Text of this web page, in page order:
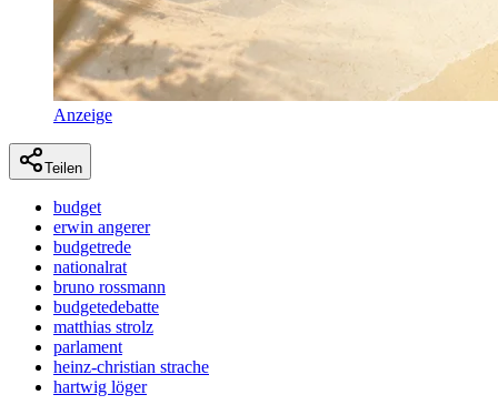
Anzeige
Teilen
budget
erwin angerer
budgetrede
nationalrat
bruno rossmann
budgetedebatte
matthias strolz
parlament
heinz-christian strache
hartwig löger